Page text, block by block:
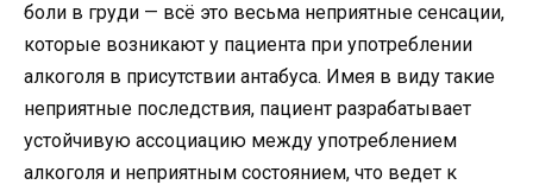
боли в груди — всё это весьма неприятные сенсации,
которые возникают у пациента при употреблении
алкоголя в присутствии антабуса. Имея в виду такие
неприятные последствия, пациент разрабатывает
устойчивую ассоциацию между употреблением
алкоголя и неприятным состоянием, что ведет к